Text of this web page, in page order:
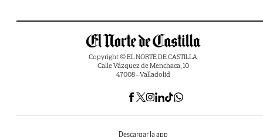
Copyright © EL NORTE DE CASTILLA
Calle Vázquez de Menchaca, 10
47008 - Valladolid
Descargar la app